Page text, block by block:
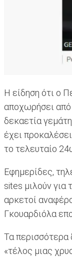
Η είδηση ότι ο
αποχωρήσει από
δεκαετία
έχει
το τελευταίο
Εφημερίδες,
sites μιλούν για
αρκετοί
Γκουαρδιόλα
Τα περισσότερα
«τέλος μιας